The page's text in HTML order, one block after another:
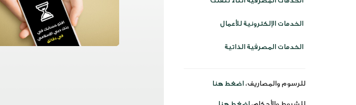
الخدمات الإلكترونية للأعمال
الخدمات المصرفية الذاتية
للرسوم والمصاريف، اضغط هنا